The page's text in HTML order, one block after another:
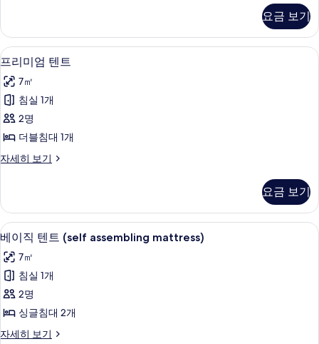
모
두
보
기
블
룸
자
히
보
기
요금 보기
프
리
미
엄
텐
사
모
두
보
기
4
프리미엄 텐트
7㎡
침실 1개
2명
더블침대 1개
자세히 보기
프
텐
트
자
세
히
보
기
요금 보기
베
이
직
텐
트
(self
assembling
3
베이직 텐트 (self assembling mattress)
7㎡
침실 1개
2명
싱글침대 2개
자세히 보기
베